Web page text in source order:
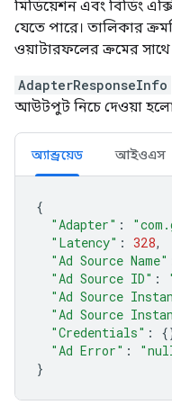
মিডিয়েশন এবং বিডিং
যেতে পারে। তালিকার
ওয়াটারফলের ক্রমের সাথে
AdapterResponseInfo
আউটপুট নিচে দেওয়া
অ্যান্ড্রয়েড আইওএস
{
"Adapter" :
"Latency" : 328,
"Ad Source Name"
"Ad Source ID" :
"Ad Source
"Ad Source
"Credentials" :
"Ad Error" :
}